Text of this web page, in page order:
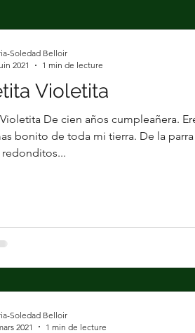
sacréeVioletita
De cien años cumpleañera.
bonito de toda mi tierra. De la
redonditos...
Soledad Belloir
2021
1 min de lecture
Soledad Belloir
2021
1 min de lecture